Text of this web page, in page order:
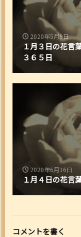
2020年5月9日
１月３日の花言
３６５日
2020年6月16日
１月４日の花言
コメントを書く